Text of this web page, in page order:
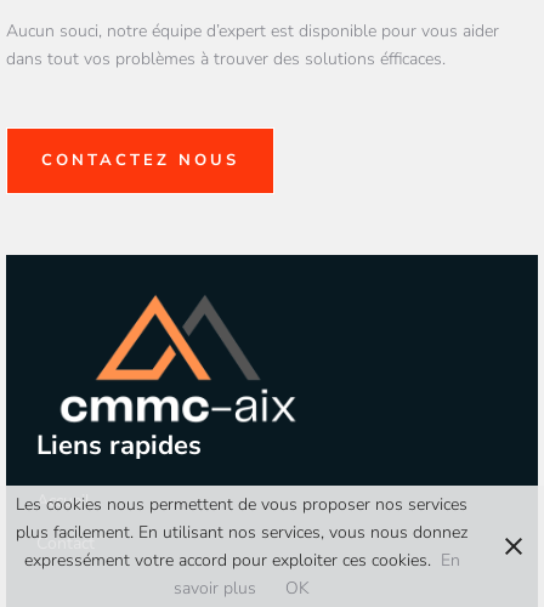
Aucun souci, notre équipe d’expert est disponible pour vous aider
dans tout vos problèmes à trouver des solutions éfficaces.
CONTACTEZ NOUS
Liens rapides
Accueil
Contact
Les cookies nous permettent de vous proposer nos services
plus facilement. En utilisant nos services, vous nous donnez
expressément votre accord pour exploiter ces cookies. En
savoir plus
OK